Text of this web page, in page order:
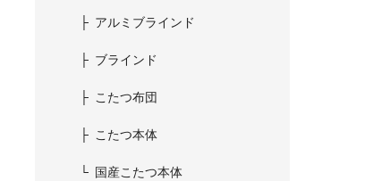
アルミブラインド
ブラインド
こたつ布団
こたつ本体
国産こたつ本体